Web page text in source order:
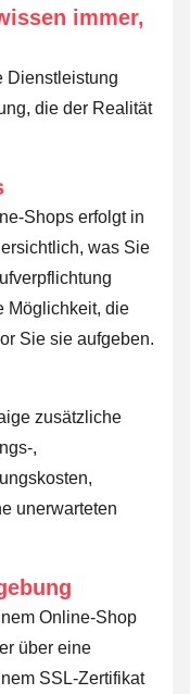
immer,
Dienstleistung
die der Realität
Shops erfolgt in
was Sie
Möglichkeit, die
Sie sie aufgeben.
zusätzliche
,
unerwarteten
Online-Shop
über eine
SSL-Zertifikat